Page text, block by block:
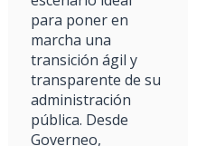
para poner en
marcha una
transición ágil y
transparente de su
administración
pública. Desde
Governeo,